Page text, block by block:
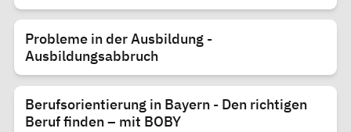
Probleme in der Ausbildung -
Ausbildungsabbruch
Berufsorientierung in Bayern - Den richtigen
Beruf finden – mit BOBY